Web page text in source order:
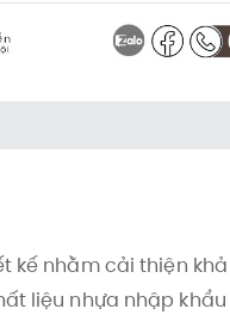
kế nhằm cải thiện
liệu nhựa nhập